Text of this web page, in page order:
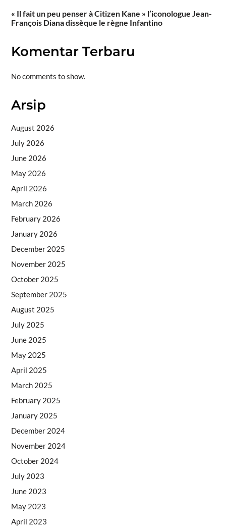
« Il fait un peu penser à Citizen Kane » l’iconologue Jean-
François Diana dissèque le règne Infantino
Komentar Terbaru
No comments to show.
Arsip
August 2026
July 2026
June 2026
May 2026
April 2026
March 2026
February 2026
January 2026
December 2025
November 2025
October 2025
September 2025
August 2025
July 2025
June 2025
May 2025
April 2025
March 2025
February 2025
January 2025
December 2024
November 2024
October 2024
July 2023
June 2023
May 2023
April 2023